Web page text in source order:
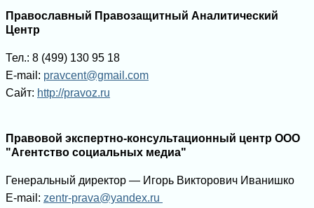
Православный Правозащитный Аналитический
Центр
Тел.: 8 (499) 130 95 18
E-mail: pravcent@gmail.com
Сайт: http://pravoz.ru
Правовой экспертно-консультационный центр ООО
"Агентство социальных медиа"
Генеральный директор — Игорь Викторович Иванишко
E-mail: zentr-prava@yandex.ru